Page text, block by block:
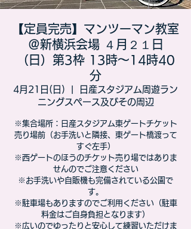
【定員完売】マンツーマン教室
＠新横浜会場 ４月２１日
（日）第3枠 13時～14時40
分
4月21日(日)
日産スタジアム周遊ラン
ニングスペース及びその周辺
※集合場所：日産スタジアム東ゲートチケット
売り場前（お手洗いと隣接、東ゲート橋渡って
すぐ左手）
※西ゲートのほうのチケット売り場ではありま
せんのでご注意ください
※お手洗いや自販機も完備されている公園で
す。
※駐車場もありますのでご利用ください（駐車
料金はご自身負担となります）
※広いのでゆったりと安心して練習いただけま